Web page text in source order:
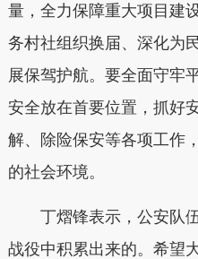
量，全力保障重大项目建
务村社组织换届、深化为
展保驾护航。要全面守牢
安全放在首要位置，抓好
解、除险保安等各项工作
的社会环境。
丁熠锋表示，公安队
战役中积累出来的。希望